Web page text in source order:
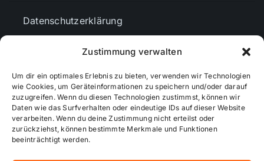
Zustimmung verwalten
Um dir ein optimales Erlebnis zu bieten, verwenden wir Technologien
wie Cookies, um Geräteinformationen zu speichern und/oder darauf
zuzugreifen. Wenn du diesen Technologien zustimmst, können wir
Daten wie das Surfverhalten oder eindeutige IDs auf dieser Website
verarbeiten. Wenn du deine Zustimmung nicht erteilst oder
zurückziehst, können bestimmte Merkmale und Funktionen
beeinträchtigt werden.
Datenschutzerklärung
Cookie-Richtlinie (EU)
Mediendaten